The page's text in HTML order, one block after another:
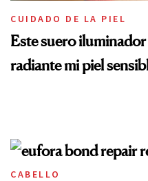
CUIDADO DE LA PIEL
Este suero
radiante mi piel
CABELLO